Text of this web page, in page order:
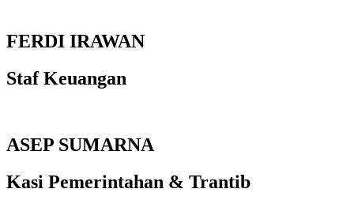
FERDI IRAWAN
Staf Keuangan
ASEP SUMARNA
Kasi Pemerintahan & Trantib